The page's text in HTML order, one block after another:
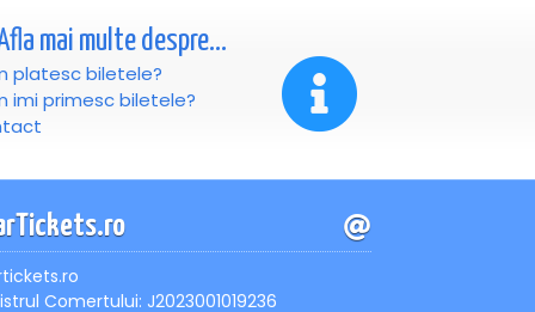
mai multe despre...
platesc biletele?
imi primesc biletele?
Comertului: J2023001019236